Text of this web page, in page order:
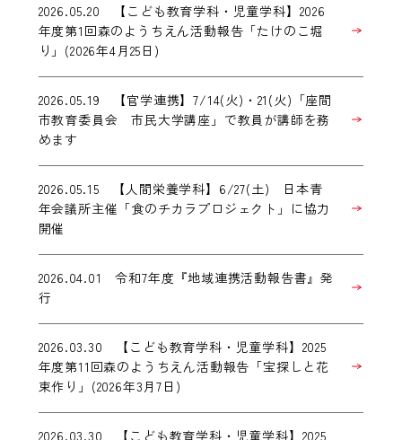
2026.05.20 【こども教育学科・児童学科】2026
年度第1回森のようちえん活動報告「たけのこ堀
り」(2026年4月25日)
2026.05.19 【官学連携】7/14(火)・21(火)「座間
市教育委員会 市民大学講座」で教員が講師を務
めます
2026.05.15 【人間栄養学科】6/27(土) 日本青
年会議所主催「食のチカラプロジェクト」に協力
開催
2026.04.01 令和7年度『地域連携活動報告書』発
行
2026.03.30 【こども教育学科・児童学科】2025
年度第11回森のようちえん活動報告「宝探しと花
束作り」(2026年3月7日)
2026.03.30 【こども教育学科・児童学科】2025